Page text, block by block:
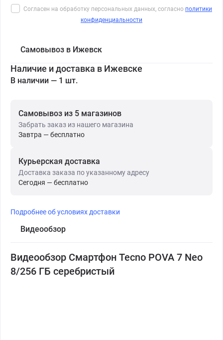
Согласен на обработку персональных данных, согласно политики
конфиденциальности
Самовывоз в Ижевск
Наличие и доставка в Ижевске
В наличии — 1 шт.
Самовывоз из 5 магазинов
Забрать заказ из нашего магазина
Завтра — бесплатно
Курьерская доставка
Доставка заказа по указанному адресу
Сегодня — бесплатно
Подробнее об условиях доставки
Видеообзор
Видеообзор Смартфон Tecno POVA 7 Neo
8/256 ГБ серебристый